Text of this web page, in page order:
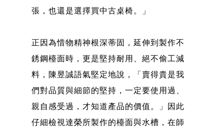
張，也還是選擇買中古桌椅。」
正因為惜物精神根深蒂固，延伸到製作不
銹鋼檯面時，更是堅持耐用、絕不偷工減
料，陳昱誠語氣堅定地說，「賣得貴是我
們對品質與細節的堅持，一定要使用過、
親自感受過，才知道產品的價值。」因此
仔細檢視達榮所製作的檯面與水槽，在師